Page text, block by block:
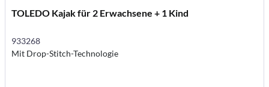
TOLEDO Kajak für 2 Erwachsene + 1 Kind
933268
Mit Drop-Stitch-Technologie